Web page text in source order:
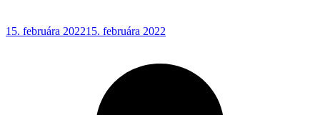
15. februára 202215. februára 2022